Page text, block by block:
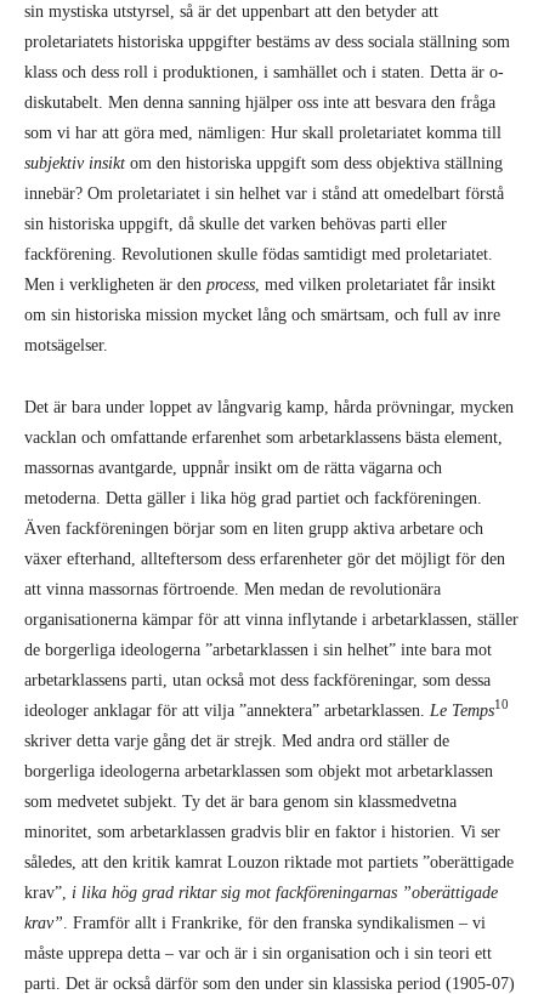
sin mystiska utstyrsel, så är det uppenbart att den betyder att
proletariatets historiska uppgifter bestäms av dess so­ciala ställning som
klass och dess roll i produktionen, i samhället och i staten. Detta är o­
disku­tabelt. Men denna sanning hjälper oss inte att besvara den fråga
som vi har att göra med, näm­ligen: Hur skall proletariatet komma till
subjektiv insikt om den historiska uppgift som dess objektiva ställning
innebär? Om proletariatet i sin helhet var i stånd att omedelbart förstå
sin historiska uppgift, då skulle det varken behövas parti eller
fackförening. Revolu­tionen skulle födas samtidigt med proletariatet.
Men i verkligheten är den process , med vilken proletariatet får insikt
om sin historiska mission mycket lång och smärtsam, och full av inre
motsägelser.
Det är bara under loppet av långvarig kamp, hårda prövningar, mycken
vacklan och om­fattande erfarenhet som arbetarklassens bästa element,
massornas avantgarde, uppnår insikt om de rätta vägarna och
metoderna. Detta gäller i lika hög grad partiet och fackföreningen.
Även fackföreningen börjar som en liten grupp aktiva arbetare och
växer efterhand, allt­efter­som dess erfarenheter gör det möjligt för den
att vinna massornas förtroende. Men medan de revolutionära
organisationerna kämpar för att vinna inflytande i arbetarklassen, ställer
de borgerliga ideologerna ”arbetarklassen i sin helhet” inte bara mot
arbetarklassens parti, utan också mot dess fackföreningar, som dessa
ideologer anklagar för att vilja ”annektera” arbetar­klassen. Le Temps10
skriver detta varje gång det är strejk. Med andra ord ställer de
borgerliga ideologerna arbetarklassen som objekt mot arbetarklassen
som medvetet subjekt. Ty det är bara genom sin klassmedvetna
minoritet, som arbetarklassen gradvis blir en faktor i historien. Vi ser
således, att den kritik kamrat Louzon riktade mot partiets ”oberättigade
krav”, i lika hög grad riktar sig mot fackföreningarnas ”oberättigade
krav” . Framför allt i Frankrike, för den franska syndikalismen – vi
måste upprepa detta – var och är i sin organisation och i sin teori ett
parti. Det är också därför som den under sin klassiska period (1905-07)